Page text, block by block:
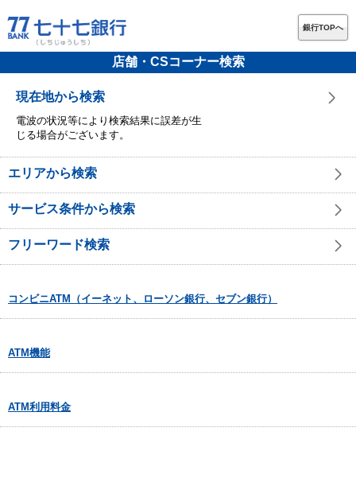
銀行TOPへ
店舗・CSコーナー検索
現在地から検索
電波の状況等により検索結果に誤差が生
じる場合がございます。
エリアから検索
サービス条件から検索
フリーワード検索
コンビニATM（イーネット、ローソン銀行、セブン銀行）
ATM機能
ATM利用料金